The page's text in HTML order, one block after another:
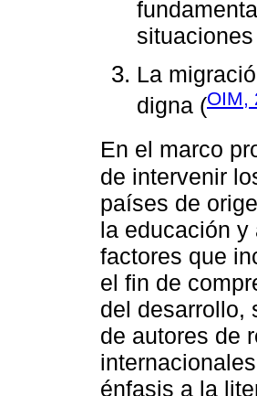
La
digna (OIM,
En el marco
de intervenir
países de
la educación
factores que
el fin de
del desarrollo,
de autores de
énfasis a la